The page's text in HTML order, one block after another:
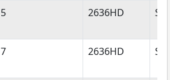
5 2636HD
7 2636HD